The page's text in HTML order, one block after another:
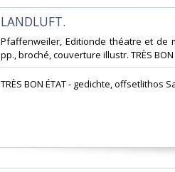
‎LANDLUFT. ‎
‎Pfaffenweiler, Editionde théatre et de
pp., broché, couverture illustr. TRÈS
‎TRÈS BON ÉTAT - gedichte, offsetlithos